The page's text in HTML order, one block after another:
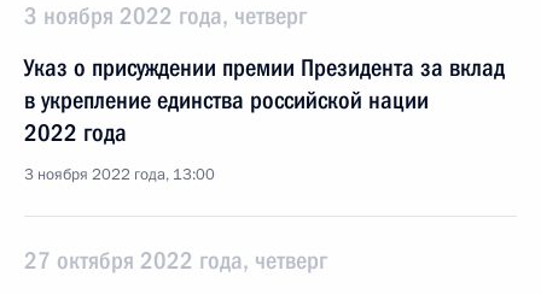
3 ноября 2022 года, четверг
Указ о присуждении премии Президента за вклад
в укрепление единства российской нации
2022 года
3 ноября 2022 года, 13:00
27 октября 2022 года, четверг